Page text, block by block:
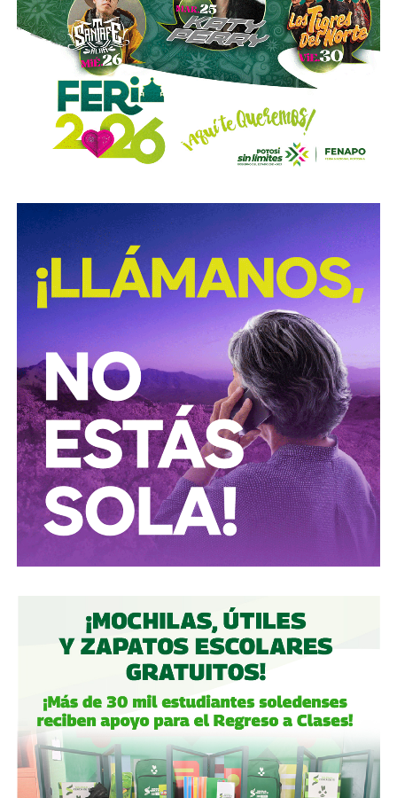
y no colocaron la señal hasta que ya estaba listo el muro
de los tormentos.
Sigue existiendo tardanza por parte de estas mismas
autoridades pararepintar o rescatar las señales que
no solo ahí, sino en toda la ciudad, están mal pintadas,
opacas, mal colocadas o tapadas por árboles
compartieron videos, que criticaron al
conductores hacia peatones
(como si eso no fuera pan
de cada día), ¿por qué no acompañaron sus post con un
“circule con cuidado”, “cumpla con lo establecido”,
“respete al peatón”?
A mis colegas de los medios: falta para el 2027, no
empecemos desde ya a
querer caerle mejor al que
todavía no saben si va a seguir en el poder, hagamos
periodismo útil, no crítica en busca de likes.
Conductores:respeten al peatón.Peatones:no usen el
móvil mientras cruzan las calles, ni intenten ganarle al
semáforo.Ciclistas:
hay solo 3 ciclovías, pero usémoslas
correctamente.
Autoridades:hagan su trabajo, pero háganlo bien, y no
descuiden lo que hicieron antes por centrarse solo en
obras nuevas.
personas se sientan más seguras entrando a un parque
bajo su cuidado, para evitar accidentes en una calle, de una
ciudad que también es parte del estado.
Gobierno municipal:no se apresuren por hacer cosas
solo de cara a la contienda electoral, échenle ganas y
háganlas bien, respeten los tiempos, informen
oportunamente a los usuarios de las vialidades.